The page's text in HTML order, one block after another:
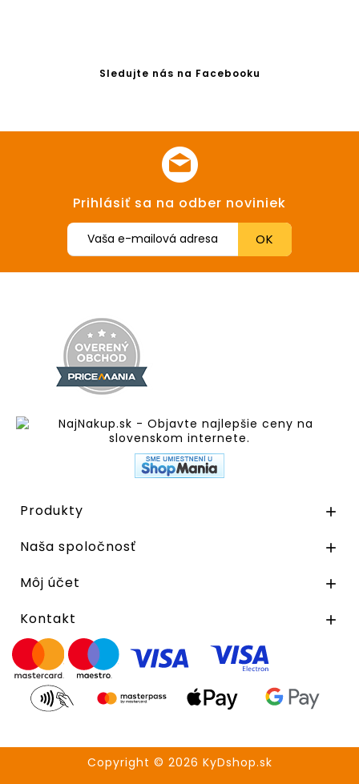
Sledujte nás na Facebooku
Prihlásiť sa na odber noviniek
Produkty 
Naša spoločnosť 
Môj účet 
Kontakt 
Copyright © 2026 KyDshop.sk